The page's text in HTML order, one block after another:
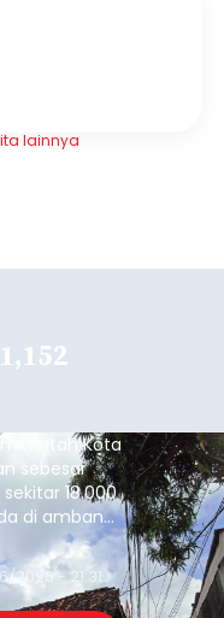
lainnya
Kota
sebesar
sekitar 18.000
di ambang
ini diambil
pada
tidak
2026 - 21:31